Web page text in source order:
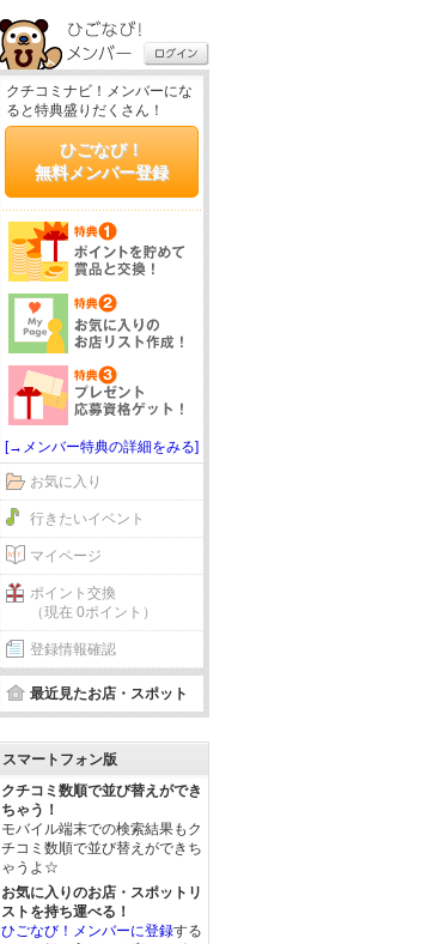
クチコミナビ！メンバーにな
ると特典盛りだくさん！
ひごなび！
無料メンバー登録
[→メンバー特典の詳細をみる]
お気に入り
行きたいイベント
マイページ
ポイント交換
（現在 0ポイント）
登録情報確認
最近見たお店・スポット
スマートフォン版
クチコミ数順で並び替えができ
ちゃう！
モバイル端末での検索結果もク
チコミ数順で並び替えができち
ゃうよ☆
お気に入りのお店・スポットリ
ストを持ち運べる！
ひごなび！メンバーに登録する